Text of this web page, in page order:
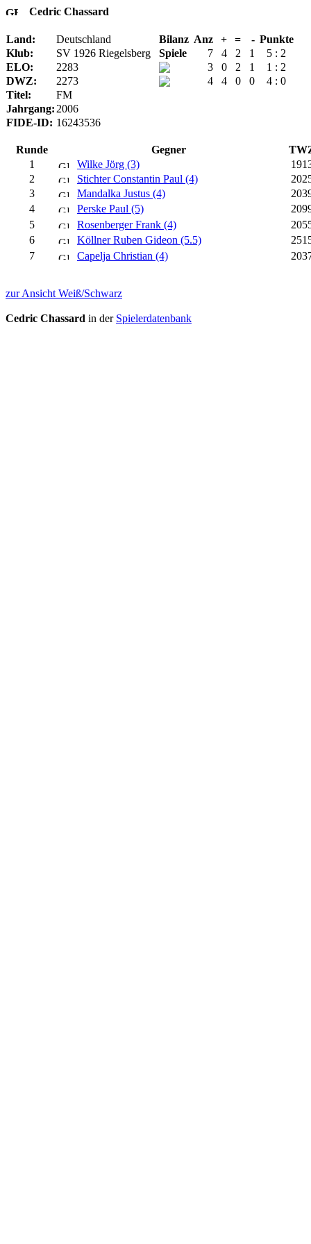
Cedric Chassard
Land: Deutschland Bilanz Anz + = - Punkte
Klub:
SV 1926 Riegelsberg Spiele 7 4 2 1
5 : 2
ELO:
2283 3 0 2 1
1 : 2
DWZ:
2273 4 4 0 0
4 : 0
Titel:
FM
Jahrgang: 2006
FIDE-ID: 16243536
Runde Gegner
1
Wilke Jörg (3)
2
Stichter Constantin Paul (4)
3
Mandalka Justus (4)
4
Perske Paul (5)
5
Rosenberger Frank (4)
6
Köllner Ruben Gideon (5.5)
7
Capelja Christian (4)
zur Ansicht Weiß/Schwarz
Cedric Chassard in der Spielerdatenbank